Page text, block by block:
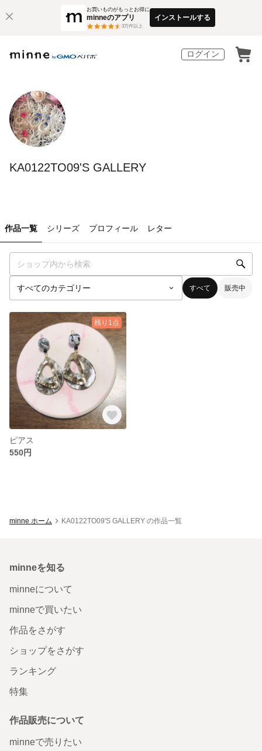
お買いものがもっとお得に
minneのアプリ
3万件以上
インストールする
ログイン
KA0122TO09'S GALLERY
作品一覧 シリーズ プロフィール レター
すべて 販売中
残り1点
ピアス
550円
minne ホーム KA0122TO09'S GALLERY の作品一覧
minneを知る
minneについて
minneで買いたい
作品をさがす
ショップをさがす
ランキング
特集
作品販売について
minneで売りたい